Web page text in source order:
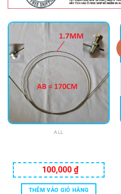
ALL
100,000 ₫
THÊM VÀO GIỎ HÀNG